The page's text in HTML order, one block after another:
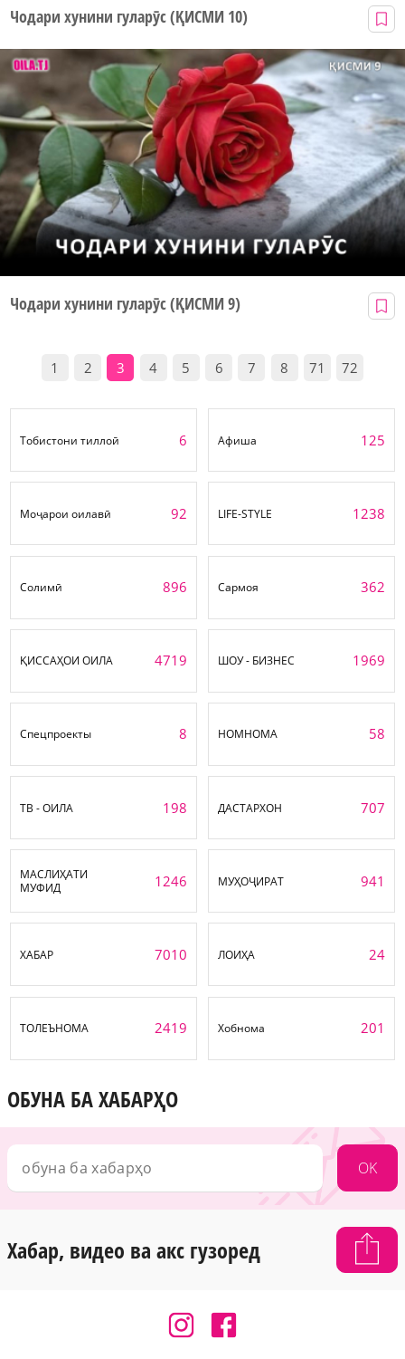
Чодари хунини гуларӯс (ҚИСМИ 10)
Чодари хунини гуларӯс (ҚИСМИ 9)
1 2 3 4 5 6 7 8 71 72
Тобистони тиллоӣ 6 Афиша 125
Моҷарои оилавӣ 92 LIFE-STYLE 1238
Солимӣ 896 Сармоя 362
ҚИССАҲОИ ОИЛА 4719 ШОУ - БИЗНЕС 1969
Спецпроекты 8 НОМНОМА 58
ТВ - ОИЛА 198 ДАСТАРХОН 707
МАСЛИҲАТИ
МУФИД
1246 МУҲОҶИРАТ 941
ХАБАР 7010 ЛОИҲА 24
ТОЛЕЪНОМА 2419 Хобнома 201
ОБУНА БА ХАБАРҲО
OK
Хабар, видео ва акс гузоред